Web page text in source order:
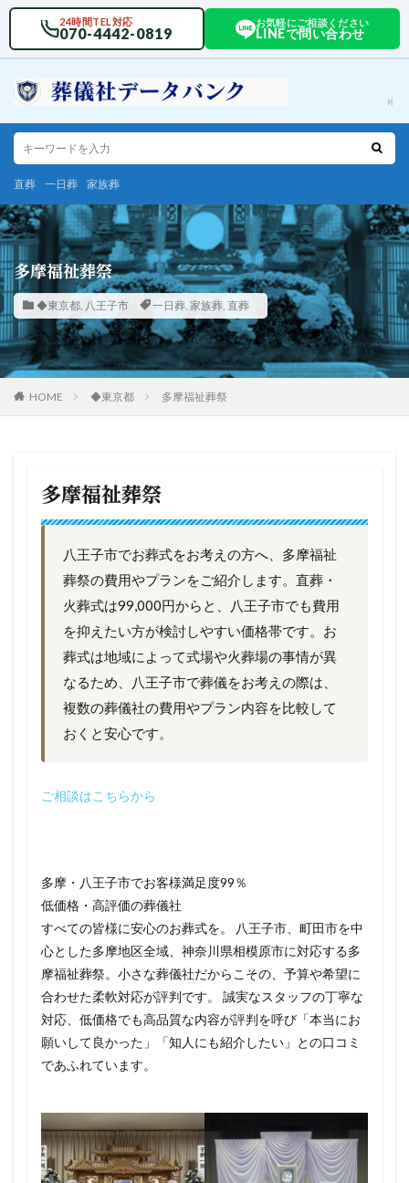
24時間TEL対応
070-4442-0819
お気軽にご相談ください
LINEで問い合わせ
直葬 一日葬 家族葬
多摩福祉葬祭
◆東京都, 八王子市 一日葬, 家族葬, 直葬
HOME ◆東京都 多摩福祉葬祭
多摩福祉葬祭
八王子市でお葬式をお考えの方へ、多摩福祉
葬祭の費用やプランをご紹介します。直葬・
火葬式は99,000円からと、八王子市でも費用
を抑えたい方が検討しやすい価格帯です。お
葬式は地域によって式場や火葬場の事情が異
なるため、八王子市で葬儀をお考えの際は、
複数の葬儀社の費用やプラン内容を比較して
おくと安心です。
ご相談はこちらから
多摩・八王子市でお客様満足度99％
低価格・高評価の葬儀社
すべての皆様に安心のお葬式を。 八王子市、町田市を中
心とした多摩地区全域、神奈川県相模原市に対応する多
摩福祉葬祭。小さな葬儀社だからこその、予算や希望に
合わせた柔軟対応が評判です。 誠実なスタッフの丁寧な
対応、低価格でも高品質な内容が評判を呼び「本当にお
願いして良かった」「知人にも紹介したい」との口コミ
であふれています。